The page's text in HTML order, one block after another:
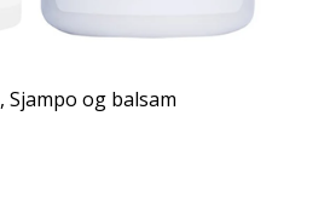
, Sjampo og balsam